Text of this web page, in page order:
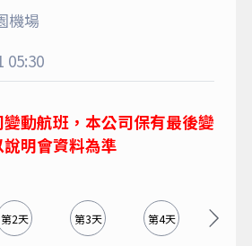
機場
05:30
動航班，本公司保有最後變
明會資料為準
第2天 第3天 第4天